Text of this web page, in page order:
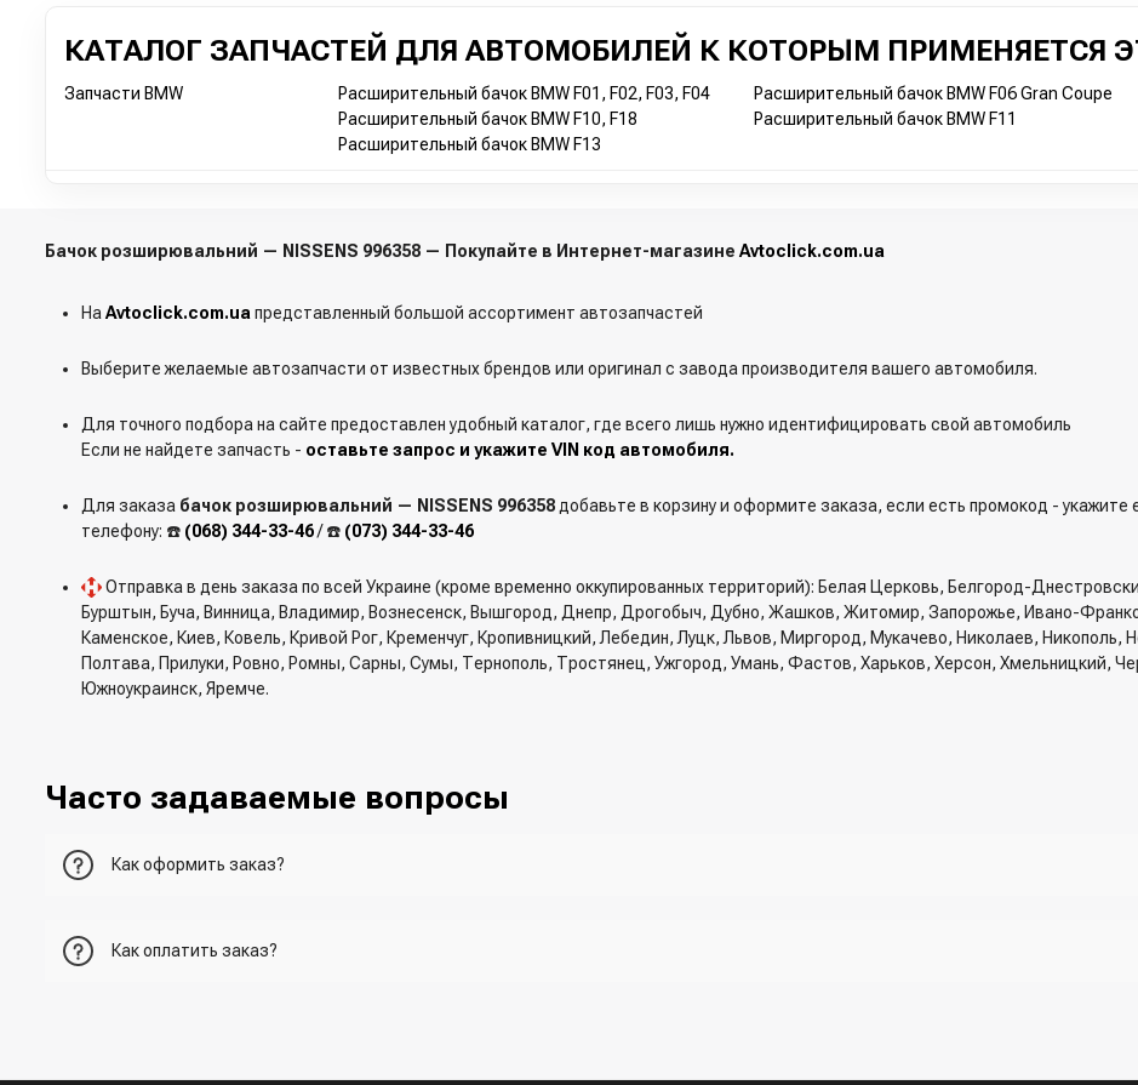
КАТАЛОГ ЗАПЧАСТЕЙ ДЛЯ АВТОМОБИЛЕЙ К КОТОРЫМ ПРИМЕНЯЕТСЯ
Запчасти BMW Расширительный бачок BMW F01, F02, F03, F04 Расширительный бачок BMW F06 Gran Coupe
Расширительный бачок BMW F10, F18
Расширительный бачок BMW F11
Расширительный бачок BMW F13
Бачок розширювальний — NISSENS 996358 — Покупайте в Интернет-магазине Avtoclick.com.ua
НаAvtoclick.com.uaпредставленный большой ассортимент автозапчастей
Выберите желаемые автозапчасти от известных брендов или оригинал с завода производителя вашего автомобиля.
Для точного подбора на сайте предоставлен удобный каталог, где всего лишь нужно идентифицировать свой автомобиль
Если не найдете запчасть - оставьте запрос и укажите VIN код автомобиля.
Для заказа бачок розширювальний — NISSENS 996358добавьте в корзину и оформите заказа, если есть промокод -
телефону: ☎️ (068) 344-33-46/ ☎️ (073) 344-33-46
Отправка в день заказа по всей Украине (кроме временно оккупированных территорий): Белая Церковь, Белгород-
Бурштын, Буча, Винница, Владимир, Вознесенск, Вышгород, Днепр, Дрогобыч, Дубно, Жашков, Житомир, Запорожье, Ивано-
Каменское, Киев, Ковель, Кривой Рог, Кременчуг, Кропивницкий, Лебедин, Луцк, Львов, Миргород, Мукачево, Николаев,
Полтава, Прилуки, Ровно, Ромны, Сарны, Сумы, Тернополь, Тростянец, Ужгород, Умань, Фастов, Харьков, Херсон, Хмельницкий,
Южноукраинск, Яремче.
Часто задаваемые вопросы
Как оформить заказ?
Четвертый вариант - заказать через доступные мессенджеры (viber, telegram)
Как оплатить заказ?